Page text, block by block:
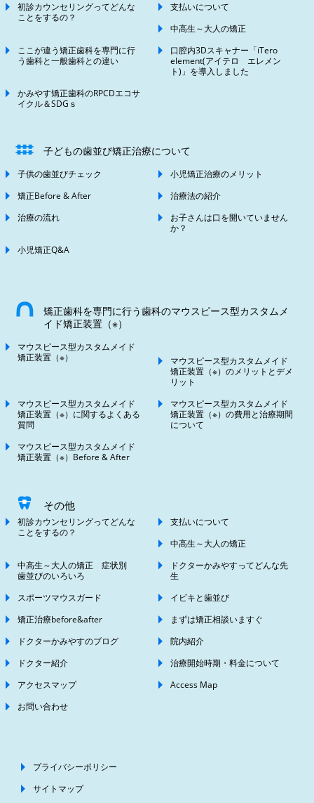
初診カウンセリングってどんな
ことをするの？
支払いについて
中高生～大人の矯正
ここが違う矯正歯科を専門に行
う歯科と一般歯科との違い
口腔内3Dスキャナー「iTero
element(アイテロ エレメン
ト)」を導入しました
かみやす矯正歯科のRPCDエコサ
イクル＆SDGｓ
子どもの歯並び矯正治療について
子供の歯並びチェック
小児矯正治療のメリット
矯正Before & After
治療法の紹介
治療の流れ
お子さんは口を開いていません
か？
小児矯正Q&A
矯正歯科を専門に行う歯科のマウスピース型カスタムメ
イド矯正装置（※）
マウスピース型カスタムメイド
矯正装置（※）
マウスピース型カスタムメイド
矯正装置（※）のメリットとデメ
リット
マウスピース型カスタムメイド
矯正装置（※）に関するよくある
質問
マウスピース型カスタムメイド
矯正装置（※）の費用と治療期間
について
マウスピース型カスタムメイド
矯正装置（※）Before & After
その他
初診カウンセリングってどんな
ことをするの？
支払いについて
中高生～大人の矯正
中高生～大人の矯正 症状別
歯並びのいろいろ
ドクターかみやすってどんな先
生
スポーツマウスガード
イビキと歯並び
矯正治療before&after
まずは矯正相談いますぐ
ドクターかみやすのブログ
院内紹介
ドクター紹介
治療開始時期・料金について
アクセスマップ
Access Map
お問い合わせ
プライバシーポリシー
サイトマップ